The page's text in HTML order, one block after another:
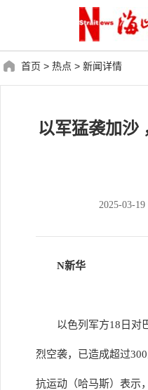
首页 > 热点 > 新闻详情
以军猛袭加沙
2025-03-
N新华
以色列军方18日对
烈空袭，已造成超过
抗运动（哈马斯）表示